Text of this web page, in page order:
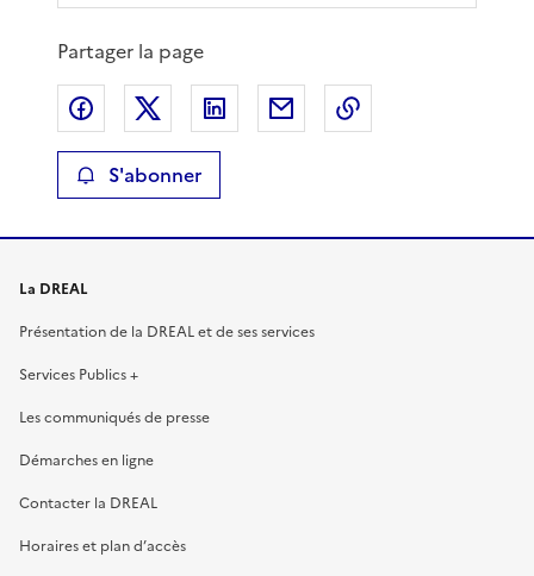
Partager la page
Partager sur Facebook
Partager sur XPartager sur LinkedIn
Partager par email
S'abonner
La DREAL
Présentation de la DREAL et de ses services
Services Publics +
Les communiqués de presse
Démarches en ligne
Contacter la DREAL
Horaires et plan d’accès